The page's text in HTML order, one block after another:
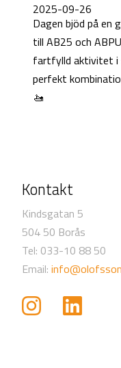
2025-09-26
Dagen bjöd på en
till AB25 och
fartfylld aktivitet i
perfekt
🚤
Kontakt
Kindsgatan 5
504 50 Borås
Tel: 033-10 88 50
Email: